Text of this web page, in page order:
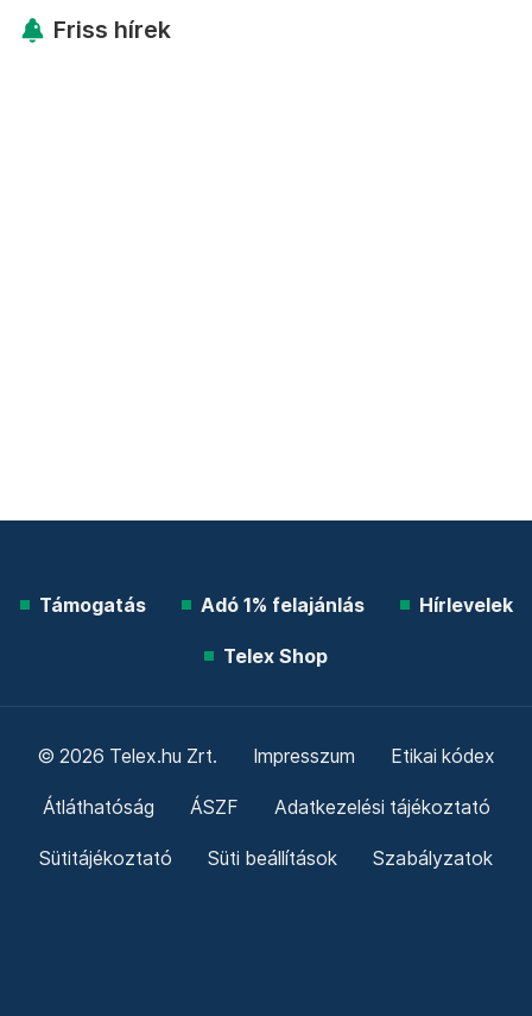
Friss hírek
Támogatás Adó 1% felajánlás Hírlevelek
Telex Shop
© 2026 Telex.hu Zrt. Impresszum Etikai kódex
Átláthatóság ÁSZF Adatkezelési tájékoztató
Sütitájékoztató Süti beállítások Szabályzatok